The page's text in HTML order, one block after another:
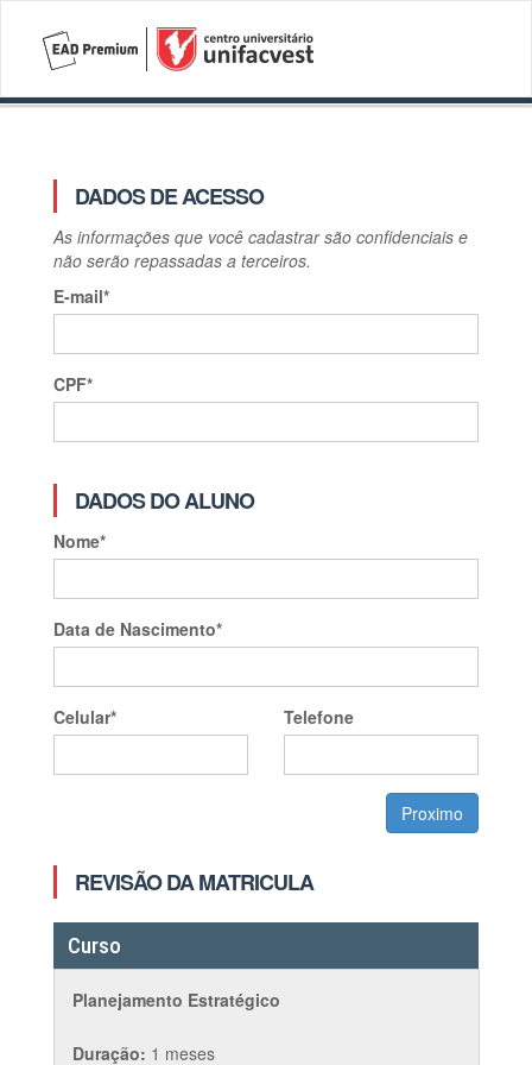
DADOS DE ACESSO
As informações que você cadastrar são confidenciais e
não serão repassadas a terceiros.
E-mail*
CPF*
DADOS DO ALUNO
Nome*
Data de Nascimento*
Celular* Telefone
REVISÃO DA MATRICULA
Curso
Planejamento Estratégico
Duração: 1 meses